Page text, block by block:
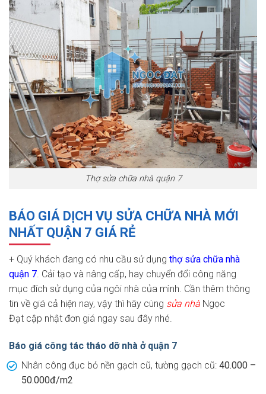
Thợ sửa chữa nhà quận 7
BÁO GIÁ DỊCH VỤ SỬA CHỮA NHÀ MỚI
NHẤT QUẬN 7 GIÁ RẺ
+ Quý khách đang có nhu cầu sử dụng thợ sửa chữa nhà
quận 7. Cải tạo và nâng cấp, hay chuyển đổi công năng
mục đích sử dụng của ngôi nhà của mình. Cần thêm thông
tin về giá cả hiện nay, vậy thì hãy cùng sửa nhà Ngọc
Đạt cập nhật đơn giá ngay sau đây nhé.
Báo giá công tác tháo dỡ nhà ở quận 7
Nhân công đục bỏ nền gạch cũ, tường gạch cũ: 40.000 –
50.000đ/m2